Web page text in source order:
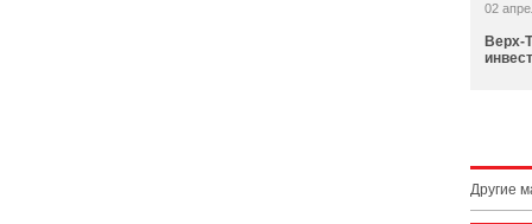
02
Верх-
Другие